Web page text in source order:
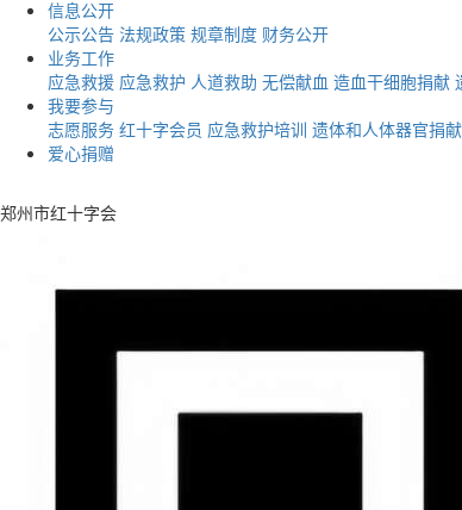
信息公开
公示公告 法规政策 规章制度 财务公开
业务工作
应急救援 应急救护 人道救助 无偿献血 造血干细胞捐献
我要参与
志愿服务 红十字会员 应急救护培训 遗体和人体器官捐献
爱心捐赠
郑州市红十字会